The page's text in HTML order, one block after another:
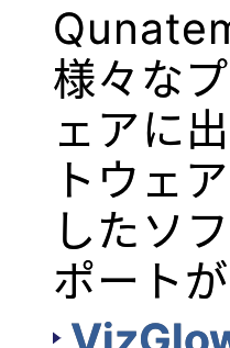
様々な
ェアに
トウェ
したソ
ポート